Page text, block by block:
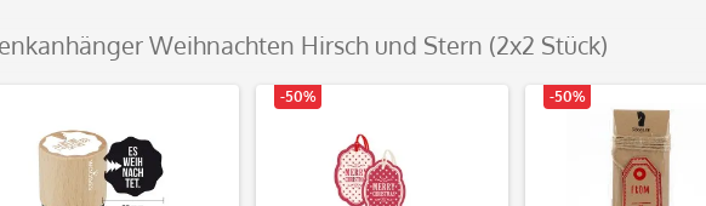
Weihnachten Hirsch und Stern (2x2 Stück)
-50% -50%